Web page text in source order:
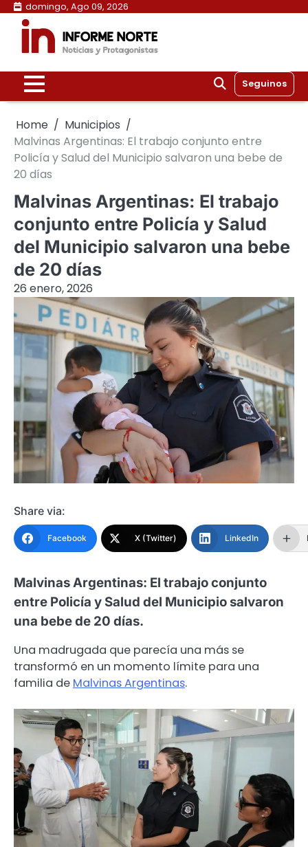
Skip
content
domingo, Ago 09, 2026
Seguinos
Home
Municipios
Malvinas Argentinas: El trabajo conjunto entre
Policía y Salud del Municipio salvaron una bebe de
20 días
Malvinas Argentinas: El trabajo
conjunto entre Policía y Salud
del Municipio salvaron una bebe
de 20 días
26 enero, 2026
Share via:
Facebook X (Twitter) LinkedIn
Malvinas Argentinas: El trabajo conjunto
entre Policía y Salud del Municipio salvaron
una bebe de 20 días.
Una madrugada que parecía una más se
transformó en un momento límite para una
familia de Malvinas Argentinas.